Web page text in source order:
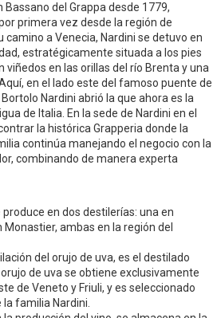
Bassano del Grappa desde 1779,
primera vez desde la región de
a Venecia, Nardini se detuvo en
estratégicamente situada a los pies
viñedos en las orillas del río Brenta y una
en el lado este del famoso puente de
Nardini abrió la que ahora es la
de Italia. En la sede de Nardini en el
la histórica Grapperia donde la
continúa manejando el negocio con la
combinando de manera experta
produce en dos destilerías: una en
ambas en la región del
del orujo de uva, es el destilado
de uva se obtiene exclusivamente
de Veneto y Friuli, y es seleccionado
familia Nardini.